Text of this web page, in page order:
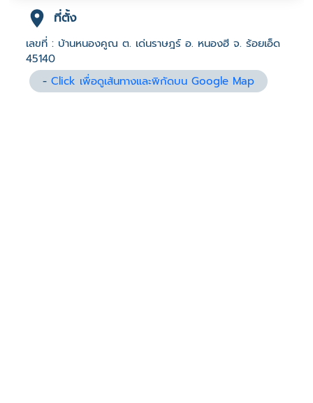
ที่ตั้ง
เลขที่ : บ้านหนองคูณ ต. เด่นราษฎร์ อ. หนองฮี จ. ร้อยเอ็ด
45140
-Click เพื่อดูเส้นทางและพิกัดบน Google Map